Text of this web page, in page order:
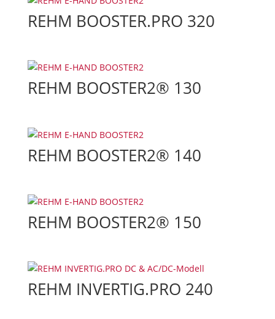
REHM BOOSTER.PRO 320
REHM BOOSTER2® 130
REHM BOOSTER2® 140
REHM BOOSTER2® 150
REHM INVERTIG.PRO 240